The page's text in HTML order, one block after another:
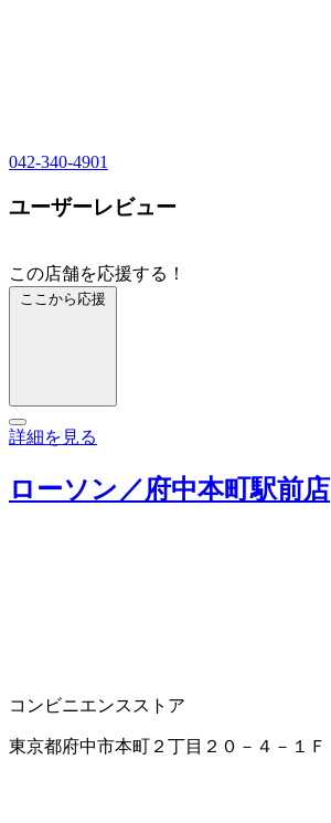
042-340-4901
ユーザーレビュー
この店舗を応援する！
ここから応援
詳細を見る
ローソン／府中本町駅前店
コンビニエンスストア
東京都府中市本町２丁目２０－４－１Ｆ